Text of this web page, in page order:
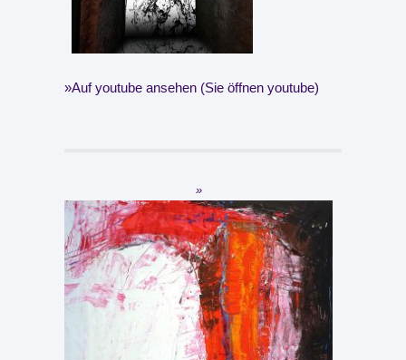
Auf youtube ansehen (Sie öffnen youtube)